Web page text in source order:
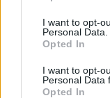
I want to opt-
Personal Data.
Opted In
I want to opt-
Personal Data
Opted In